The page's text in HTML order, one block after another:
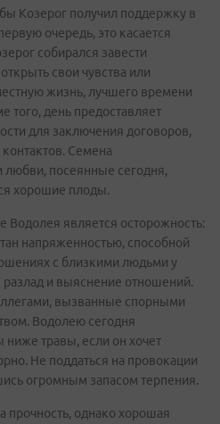
Козерог получил поддержку в
очередь, это касается
собирался завести
свои чувства или
жизнь, лучшего времени
того, день предоставляет
для заключения договоров,
Семена
любви, посеянные сегодня,
хорошие плоды.
Водолея является осторожность:
напряженностью, способной
с близкими людьми у
и выяснение отношений.
вызванные спорными
Водолею сегодня
травы, если он хочет
Не поддаться на провокации
огромным запасом терпения.
прочность, однако хорошая